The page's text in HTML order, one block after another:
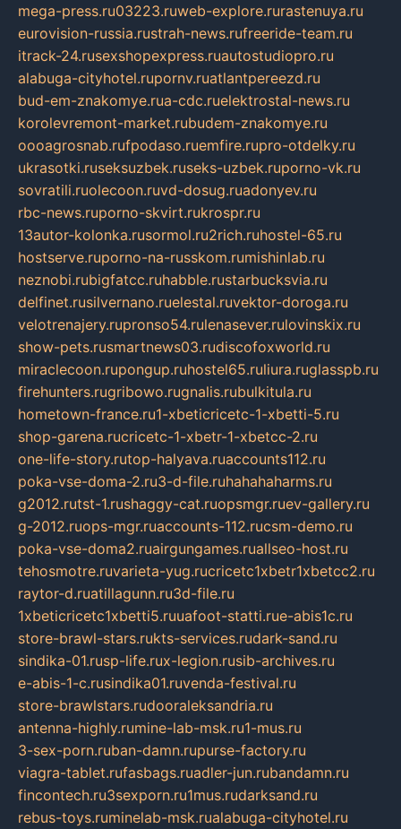
mega-press.ru03223.ruweb-explore.rurastenuya.ru
eurovision-russia.rustrah-news.rufreeride-team.ru
itrack-24.rusexshopexpress.ruautostudiopro.ru
alabuga-cityhotel.rupornv.ruatlantpereezd.ru
bud-em-znakomye.rua-cdc.ruelektrostal-news.ru
korolevremont-market.rubudem-znakomye.ru
oooagrosnab.rufpodaso.ruemfire.rupro-otdelky.ru
ukrasotki.ruseksuzbek.ruseks-uzbek.ruporno-vk.ru
sovratili.ruolecoon.ruvd-dosug.ruadonyev.ru
rbc-news.ruporno-skvirt.rukrospr.ru
13autor-kolonka.rusormol.ru2rich.ruhostel-65.ru
hostserve.ruporno-na-russkom.rumishinlab.ru
neznobi.rubigfatcc.ruhabble.rustarbucksvia.ru
delfinet.rusilvernano.ruelestal.ruvektor-doroga.ru
velotrenajery.rupronso54.rulenasever.rulovinskix.ru
show-pets.rusmartnews03.rudiscofoxworld.ru
miraclecoon.rupongup.ruhostel65.ruliura.ruglasspb.ru
firehunters.rugribowo.rugnalis.rubulkitula.ru
hometown-france.ru1-xbeticricetc-1-xbetti-5.ru
shop-garena.rucricetc-1-xbetr-1-xbetcc-2.ru
one-life-story.rutop-halyava.ruaccounts112.ru
poka-vse-doma-2.ru3-d-file.ruhahahaharms.ru
g2012.rutst-1.rushaggy-cat.ruopsmgr.ruev-gallery.ru
g-2012.ruops-mgr.ruaccounts-112.rucsm-demo.ru
poka-vse-doma2.ruairgungames.ruallseo-host.ru
tehosmotre.ruvarieta-yug.rucricetc1xbetr1xbetcc2.ru
raytor-d.ruatillagunn.ru3d-file.ru
1xbeticricetc1xbetti5.ruuafoot-statti.rue-abis1c.ru
store-brawl-stars.rukts-services.rudark-sand.ru
sindika-01.rusp-life.rux-legion.rusib-archives.ru
e-abis-1-c.rusindika01.ruvenda-festival.ru
store-brawlstars.rudooraleksandria.ru
antenna-highly.rumine-lab-msk.ru1-mus.ru
3-sex-porn.ruban-damn.rupurse-factory.ru
viagra-tablet.rufasbags.ruadler-jun.rubandamn.ru
fincontech.ru3sexporn.ru1mus.rudarksand.ru
rebus-toys.ruminelab-msk.rualabuga-cityhotel.ru